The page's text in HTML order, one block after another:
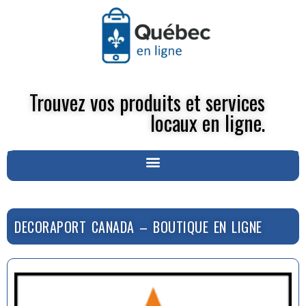
Trouvez vos produits et services
locaux en ligne.
DECORAPORT CANADA – BOUTIQUE EN LIGNE